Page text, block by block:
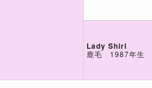
Lady Shirl
鹿毛 1987年生